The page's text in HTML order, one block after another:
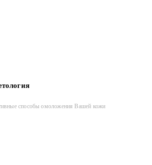
способы омоложения Вашей кожи